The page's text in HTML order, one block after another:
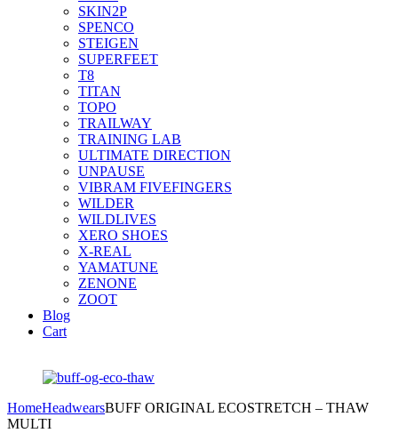
SKIN2P
SPENCO
STEIGEN
SUPERFEET
T8
TITAN
TOPO
TRAILWAY
TRAINING LAB
ULTIMATE DIRECTION
UNPAUSE
VIBRAM FIVEFINGERS
WILDER
WILDLIVES
XERO SHOES
X-REAL
YAMATUNE
ZENONE
ZOOT
Blog
Cart
HomeHeadwearsBUFF ORIGINAL ECOSTRETCH – THAW
MULTI